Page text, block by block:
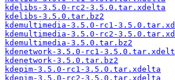
kdelibs-3.5.0-rc2-3.5.0.tar.xdelta
kdelibs-3.5.0.tar.bz2
kdemultimedia-3.5.0-rc1-
kdemultimedia-3.5.0-rc2-
kdemultimedia-3.5.0.tar.bz2
kdenetwork-3.5.0-rc1-
kdenetwork-3.5.0.tar.bz2
kdepim-3.5.0-rc1-3.5.0.tar.xdelta
kdepim-3.5.0-rc2-3.5.0.tar.xdelta